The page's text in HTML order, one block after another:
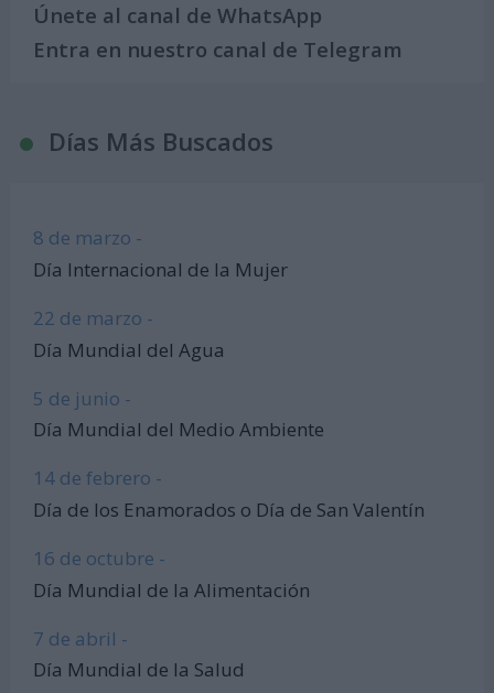
Únete al canal de WhatsApp
Entra en nuestro canal de Telegram
Días Más Buscados
8 de marzo -
Día Internacional de la Mujer
22 de marzo -
Día Mundial del Agua
5 de junio -
Día Mundial del Medio Ambiente
14 de febrero -
Día de los Enamorados o Día de San Valentín
16 de octubre -
Día Mundial de la Alimentación
7 de abril -
Día Mundial de la Salud